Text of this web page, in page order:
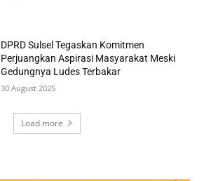
DPRD Sulsel Tegaskan Komitmen
Perjuangkan Aspirasi Masyarakat Meski
Gedungnya Ludes Terbakar
30 August 2025
Load more